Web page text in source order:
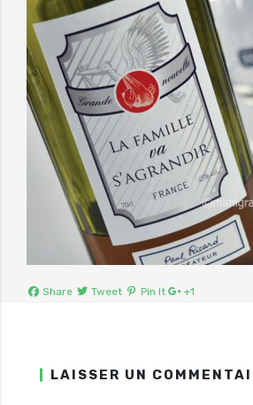
Share Tweet Pin It +1
LAISSER UN